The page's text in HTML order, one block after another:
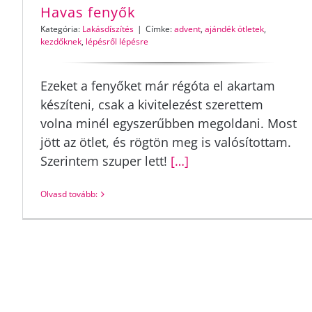
Havas fenyők
Kategória: Lakásdíszítés | Címke:advent, ajándék ötletek,
kezdőknek, lépésről lépésre
Ezeket a fenyőket már régóta el akartam
készíteni, csak a kivitelezést szerettem
volna minél egyszerűbben megoldani. Most
jött az ötlet, és rögtön meg is valósítottam.
Szerintem szuper lett! […]
Olvasd tovább: